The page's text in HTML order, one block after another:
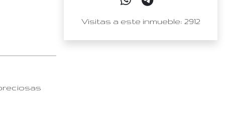
Visitas a este inmueble: 2912